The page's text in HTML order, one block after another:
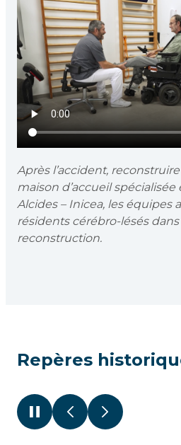
Après l’accident,
maison d’accueil
Alcides – Inicea, les équipes
résidents cérébro-lésés
reconstruction.
Repères
Pause PrécédentSuivant